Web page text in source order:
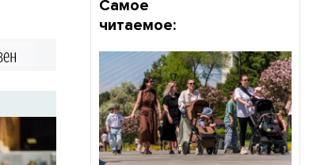
Самое
читаемое: